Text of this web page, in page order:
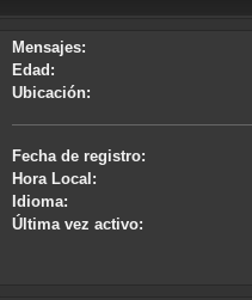
Mensajes:
Edad:
Ubicación:
Fecha de registro:
Hora Local:
Idioma:
Última vez activo: